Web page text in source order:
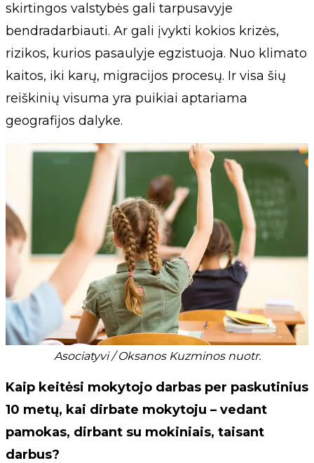
skirtingos valstybės gali tarpusavyje
bendradarbiauti. Ar gali įvykti kokios krizės,
rizikos, kurios pasaulyje egzistuoja. Nuo klimato
kaitos, iki karų, migracijos procesų. Ir visa šių
reiškinių visuma yra puikiai aptariama
geografijos dalyke.
Asociatyvi / Oksanos Kuzminos nuotr.
Kaip keitėsi mokytojo darbas per paskutinius
10 metų, kai dirbate mokytoju – vedant
pamokas, dirbant su mokiniais, taisant
darbus?